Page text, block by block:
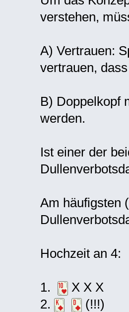
verstehen,
A) Vertrauen:
vertrauen,
B) Doppelkopf
werden.
Ist einer der
Am häufigsten
Hochzeit an 4:
1.
X X X
2.
(!!!)